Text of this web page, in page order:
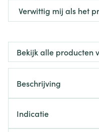
Verwittig mij als het
Bekijk alle producten
Beschrijving
Indicatie